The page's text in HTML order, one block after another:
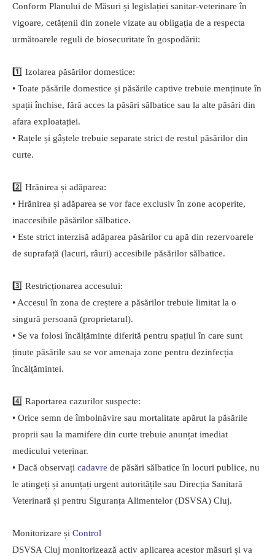
Conform Planului de Măsuri și legislației sanitar-veterinare în
vigoare, cetățenii din zonele vizate au obligația de a respecta
următoarele reguli de biosecuritate în gospodării:
1️⃣ Izolarea păsărilor domestice:
• Toate păsările domestice și păsările captive trebuie menținute în
spații închise, fără acces la păsări sălbatice sau la alte păsări din
afara exploatației.
• Rațele și gâștele trebuie separate strict de restul păsărilor din
curte.
2️⃣ Hrănirea și adăparea:
• Hrănirea și adăparea se vor face exclusiv în zone acoperite,
inaccesibile păsărilor sălbatice.
• Este strict interzisă adăparea păsărilor cu apă din rezervoarele
de suprafață (lacuri, râuri) accesibile păsărilor sălbatice.
3️⃣ Restricționarea accesului:
• Accesul în zona de creștere a păsărilor trebuie limitat la o
singură persoană (proprietarul).
• Se va folosi încălțăminte diferită pentru spațiul în care sunt
ținute păsările sau se vor amenaja zone pentru dezinfecția
încălțămintei.
4️⃣ Raportarea cazurilor suspecte:
• Orice semn de îmbolnăvire sau mortalitate apărut la păsările
proprii sau la mamifere din curte trebuie anunțat imediat
medicului veterinar.
• Dacă observați cadavre de păsări sălbatice în locuri publice, nu
le atingeți și anunțați urgent autoritățile sau Direcția Sanitară
Veterinară și pentru Siguranța Alimentelor (DSVSA) Cluj.
Monitorizare și Control
DSVSA Cluj monitorizează activ aplicarea acestor măsuri și va